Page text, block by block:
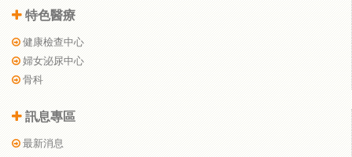
特色醫療
健康檢查中心
婦女泌尿中心
骨科
訊息專區
最新消息